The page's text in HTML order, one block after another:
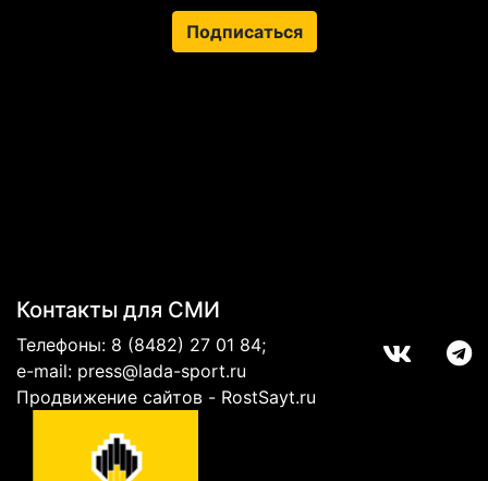
Подписаться
Контакты для СМИ
Телефоны: 8 (8482) 27 01 84;
e-mail: press@lada-sport.ru
Продвижение сайтов - RostSayt.ru